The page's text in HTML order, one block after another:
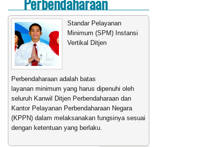
Standar Pelayanan
Minimum (SPM) Instansi
Vertikal Ditjen
Perbendaharaan adalah batas
layanan minimum yang harus dipenuhi oleh
seluruh Kanwil Ditjen Perbendaharaan dan
Kantor Pelayanan Perbendaharaan Negara
(KPPN) dalam melaksanakan fungsinya sesuai
dengan ketentuan yang berlaku.